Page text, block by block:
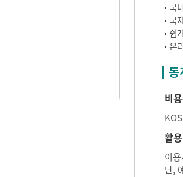
국
국
쉽
온
통
비
활
이
단,